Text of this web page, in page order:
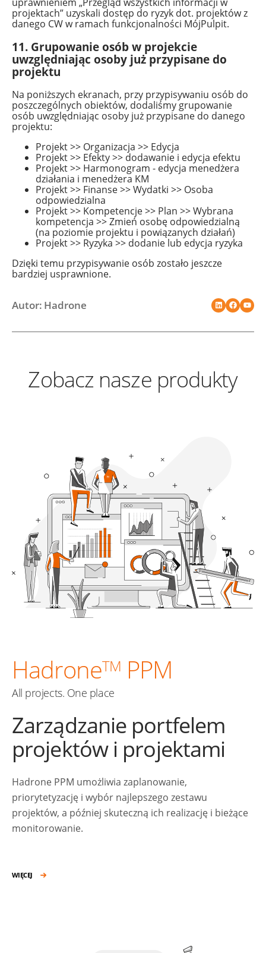
projektach” uzyskali dostęp do ryzyk dot. projektów z
danego CW w ramach funkcjonalności MójPulpit.
11. Grupowanie osób w projekcie
uwzględniając osoby już przypisane do
projektu
Na poniższych ekranach, przy przypisywaniu osób do
poszczególnych obiektów, dodaliśmy grupowanie
osób uwzględniając osoby już przypisane do danego
projektu:
Projekt >> Organizacja >> Edycja
Projekt >> Efekty >> dodawanie i edycja efektu
Projekt >> Harmonogram - edycja menedżera
działania i menedżera KM
Projekt >> Finanse >> Wydatki >> Osoba
odpowiedzialna
Projekt >> Kompetencje >> Plan >> Wybrana
kompetencja >> Zmień osobę odpowiedzialną
(na poziomie projektu i powiązanych działań)
Projekt >> Ryzyka >> dodanie lub edycja ryzyka
Dzięki temu przypisywanie osób zostało jeszcze
bardziej usprawnione.
Autor: Hadrone
Zobacz nasze produkty
HadroneTM PPM
All projects. One place
Zarządzanie portfelem
projektów i projektami
Hadrone PPM umożliwia zaplanowanie,
priorytetyzację i wybór najlepszego zestawu
projektów, a później skuteczną ich realizację i bieżące
monitorowanie.
WIĘCEJ